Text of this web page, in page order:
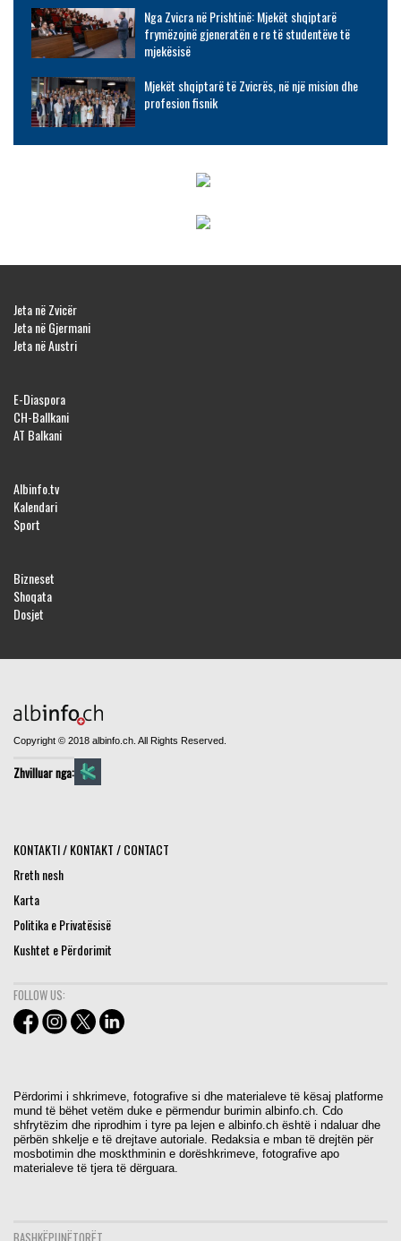
Nga Zvicra në Prishtinë: Mjekët shqiptarë
frymëzojnë gjeneratën e re të studentëve të
mjekësisë
Mjekët shqiptarë të Zvicrës, në një mision dhe
profesion fisnik
Jeta në Zvicër
Jeta në Gjermani
Jeta në Austri
E-Diaspora
CH-Ballkani
AT Balkani
Albinfo.tv
Kalendari
Sport
Bizneset
Shoqata
Dosjet
Copyright © 2018 albinfo.ch. All Rights Reserved.
Zhvilluar nga:
KONTAKTI / KONTAKT / CONTACT
Rreth nesh
Karta
Politika e Privatësisë
Kushtet e Përdorimit
FOLLOW US:
Përdorimi i shkrimeve, fotografive si dhe materialeve të kësaj platforme
mund të bëhet vetëm duke e përmendur burimin albinfo.ch. Cdo
shfrytëzim dhe riprodhim i tyre pa lejen e albinfo.ch është i ndaluar dhe
përbën shkelje e të drejtave autoriale. Redaksia e mban të drejtën për
mosbotimin dhe moskthminin e dorëshkrimeve, fotografive apo
materialeve të tjera të dërguara.
BASHKËPUNËTORËT